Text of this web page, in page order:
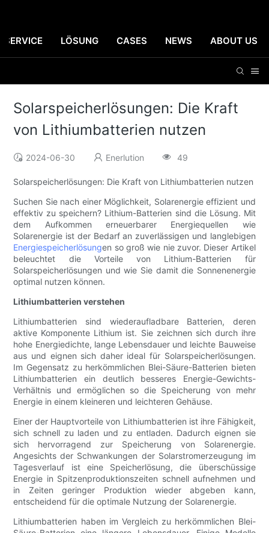
SERVICE LÖSUNG CASES NEWS ABOUT US
Solarspeicherlösungen: Die Kraft
von Lithiumbatterien nutzen
2024-06-30 Enerlution 49
Solarspeicherlösungen: Die Kraft von Lithiumbatterien nutzen
Suchen Sie nach einer Möglichkeit, Solarenergie effizient und
effektiv zu speichern? Lithium-Batterien sind die Lösung. Mit
dem Aufkommen erneuerbarer Energiequellen wie
Solarenergie ist der Bedarf an zuverlässigen und langlebigen
Energiespeicherlösungen so groß wie nie zuvor. Dieser Artikel
beleuchtet die Vorteile von Lithium-Batterien für
Solarspeicherlösungen und wie Sie damit die Sonnenenergie
optimal nutzen können.
Lithiumbatterien verstehen
Lithiumbatterien sind wiederaufladbare Batterien, deren
aktive Komponente Lithium ist. Sie zeichnen sich durch ihre
hohe Energiedichte, lange Lebensdauer und leichte Bauweise
aus und eignen sich daher ideal für Solarspeicherlösungen.
Im Gegensatz zu herkömmlichen Blei-Säure-Batterien bieten
Lithiumbatterien ein deutlich besseres Energie-Gewichts-
Verhältnis und ermöglichen so die Speicherung von mehr
Energie in einem kleineren und leichteren Gehäuse.
Einer der Hauptvorteile von Lithiumbatterien ist ihre Fähigkeit,
sich schnell zu laden und zu entladen. Dadurch eignen sie
sich hervorragend zur Speicherung von Solarenergie.
Angesichts der Schwankungen der Solarstromerzeugung im
Tagesverlauf ist eine Speicherlösung, die überschüssige
Energie in Spitzenproduktionszeiten schnell aufnehmen und
in Zeiten geringer Produktion wieder abgeben kann,
entscheidend für die optimale Nutzung der Solarenergie.
Lithiumbatterien haben im Vergleich zu herkömmlichen Blei-